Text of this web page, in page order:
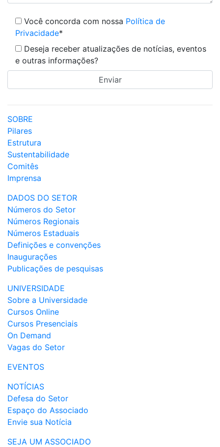
Você concorda com nossa Política de
Privacidade*
Deseja receber atualizações de notícias, eventos
e outras informações?
SOBRE
Pilares
Estrutura
Sustentabilidade
Comitês
Imprensa
DADOS DO SETOR
Números do Setor
Números Regionais
Números Estaduais
Definições e convenções
Inaugurações
Publicações de pesquisas
UNIVERSIDADE
Sobre a Universidade
Cursos Online
Cursos Presenciais
On Demand
Vagas do Setor
EVENTOS
NOTÍCIAS
Defesa do Setor
Espaço do Associado
Envie sua Notícia
SEJA UM ASSOCIADO